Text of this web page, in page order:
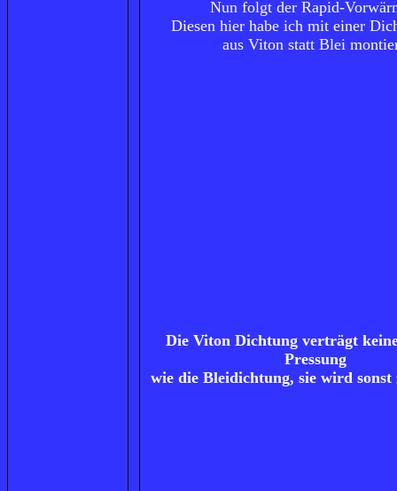
Nun folgt der Rapid-
Diesen hier habe ich mit einer
aus Viton statt Blei
Die Viton Dichtung verträgt
Pressung
wie die Bleidichtung, sie wird sonst